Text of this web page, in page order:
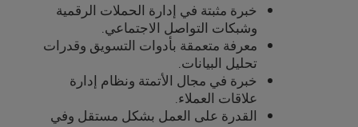
خبرة مثبتة في إدارة الحملات الرقمية
وشبكات التواصل الاجتماعي.
معرفة متعمقة بأدوات التسويق وقدرات
تحليل البيانات.
خبرة في مجال الأتمتة ونظام إدارة
علاقات العملاء.
القدرة على العمل بشكل مستقل وفي